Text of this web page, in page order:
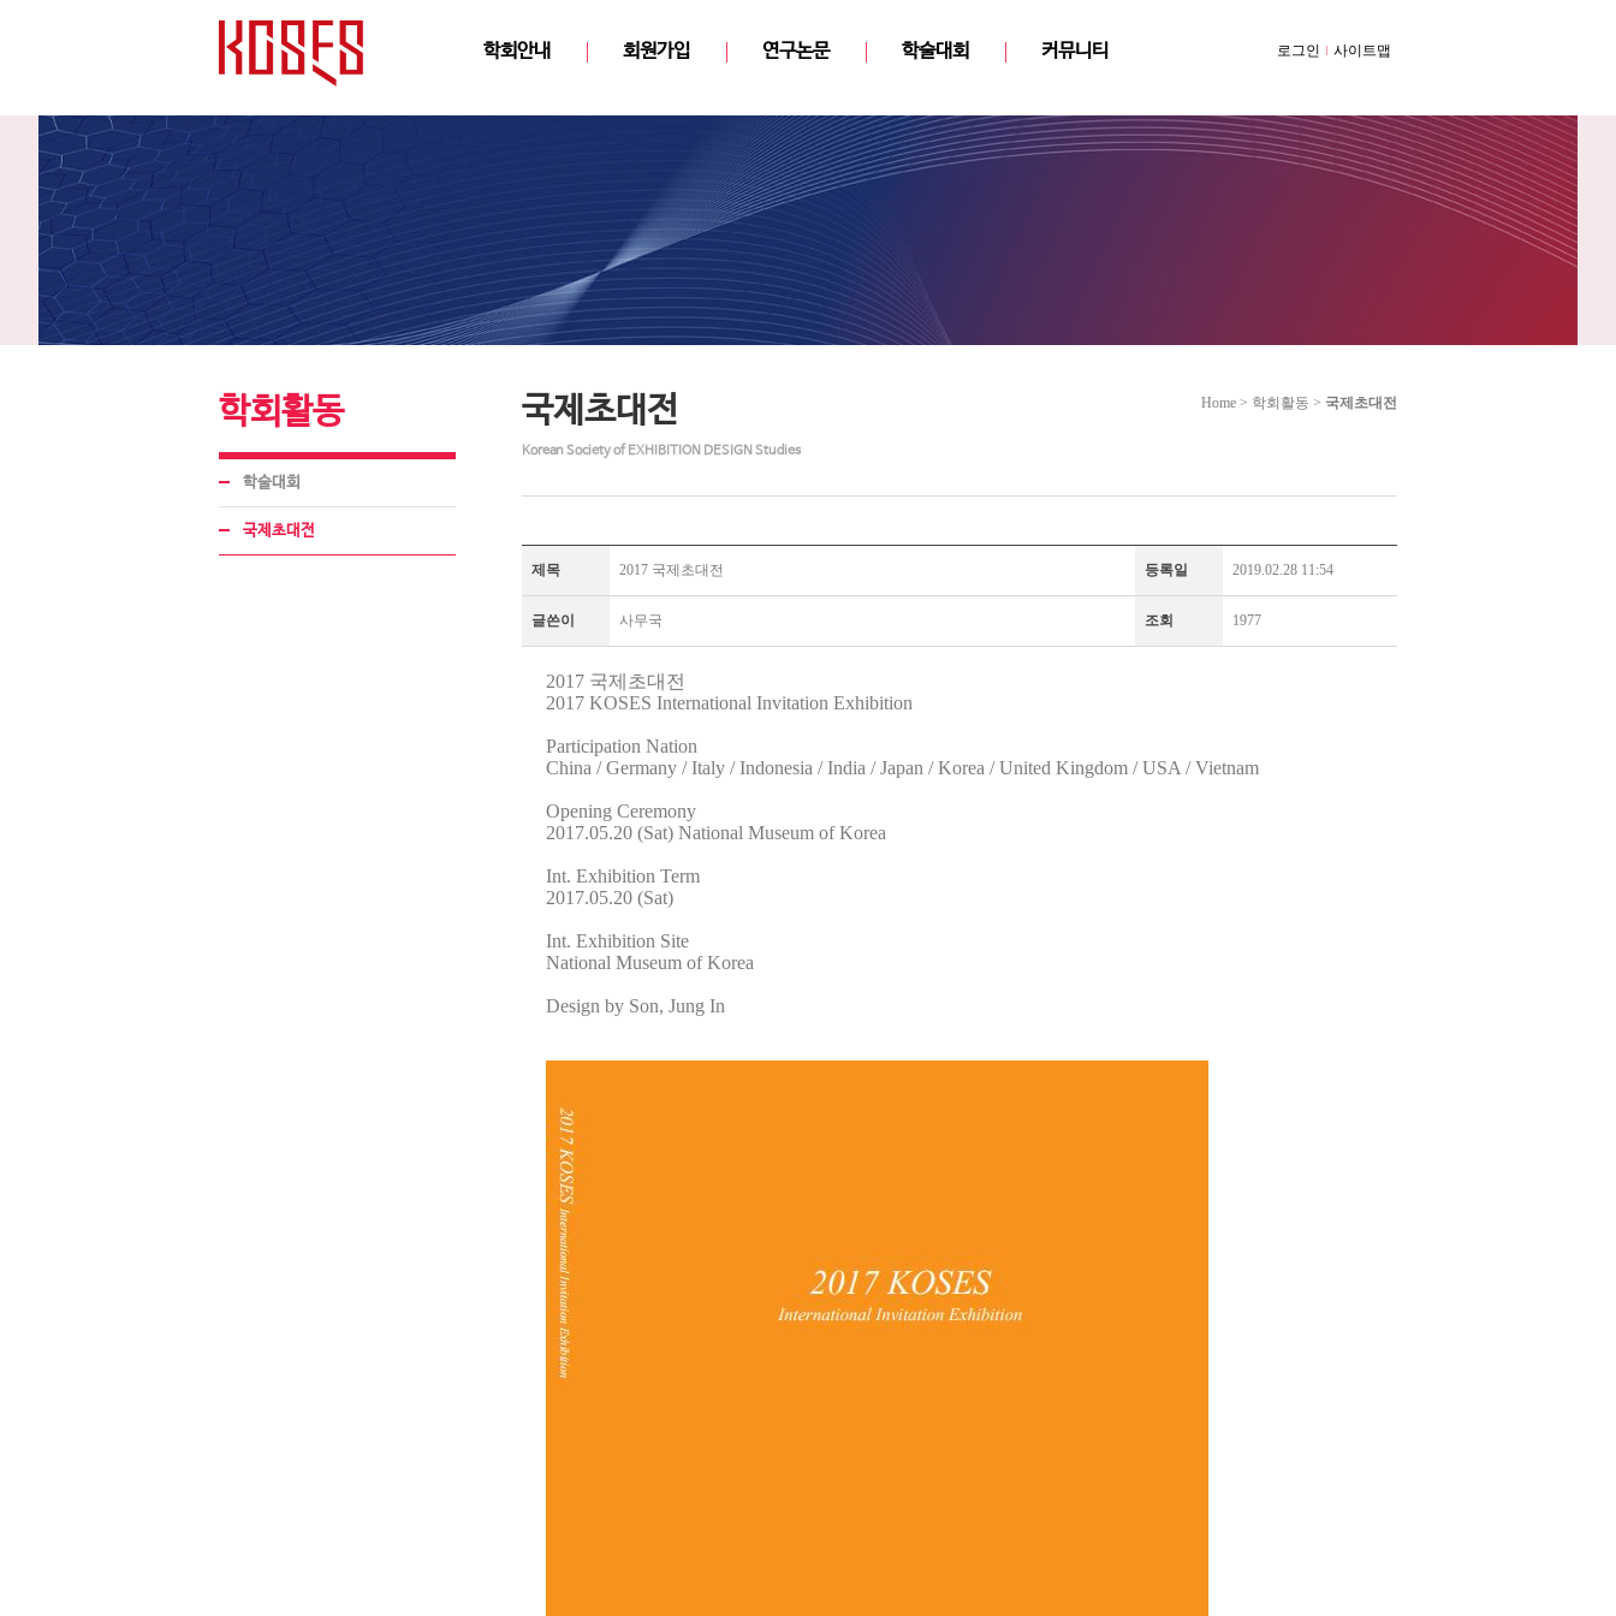
로그인 사이트맵
학회안내 회원가입 연구논문 학술대회 커뮤니티
학회활동
학술대회
국제초대전
국제초대전
Korean Society of EXHIBITION DESIGN Studies
Home > 학회활동 > 국제초대전
제목 2017 국제초대전 등록일 2019.02.28 11:54
글쓴이 사무국 조회 1977
2017 국제초대전
2017 KOSES International Invitation Exhibition
Participation Nation
China / Germany / Italy / Indonesia / India / Japan / Korea / United Kingdom / USA / Vietnam
Opening Ceremony
2017.05.20 (Sat) National Museum of Korea
Int. Exhibition Term
2017.05.20 (Sat)
Int. Exhibition Site
National Museum of Korea
Design by Son, Jung In